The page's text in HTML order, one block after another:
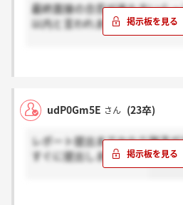
最終面接の合否が来た方いら
以内と言われましたが、何日
udP0Gm5E さん (23卒)
レポート提出までかなり猶予
すぐに提出しましたか？